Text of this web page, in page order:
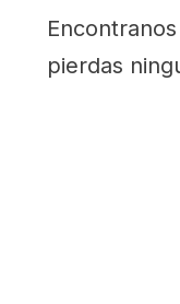
pierdas